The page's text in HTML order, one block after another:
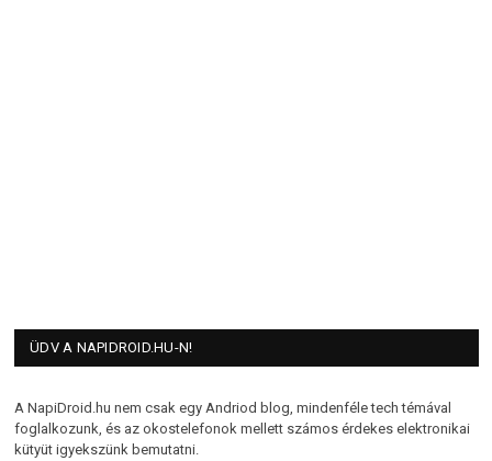
ÜDV A NAPIDROID.HU-N!
A NapiDroid.hu nem csak egy Andriod blog, mindenféle tech témával
foglalkozunk, és az okostelefonok mellett számos érdekes elektronikai
kütyüt igyekszünk bemutatni.